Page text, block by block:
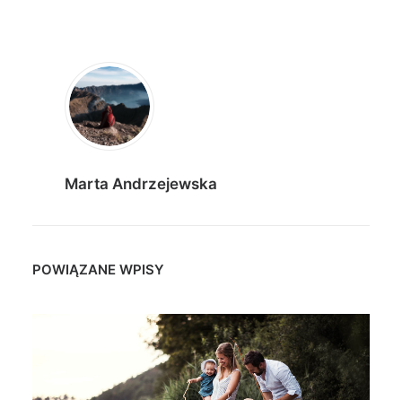
Marta Andrzejewska
POWIĄZANE WPISY